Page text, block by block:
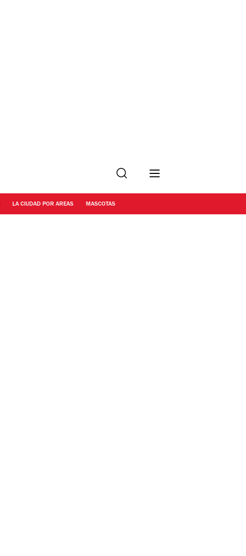
Buscar
LA CIUDAD POR AREAS MASCOTAS